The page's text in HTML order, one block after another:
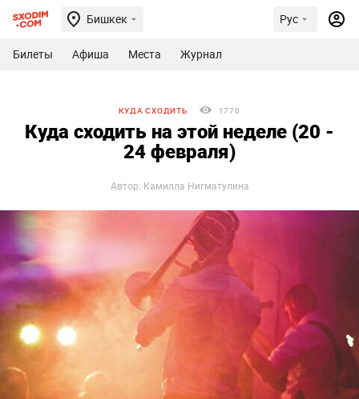
Бишкек Рус
Билеты Афиша Места Журнал
КУДА СХОДИТЬ 1770
Куда сходить на этой неделе (20 -
24 февраля)
Автор: Камилла Нигматулина